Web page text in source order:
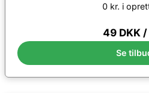
0 kr. i
49 DKK
Se